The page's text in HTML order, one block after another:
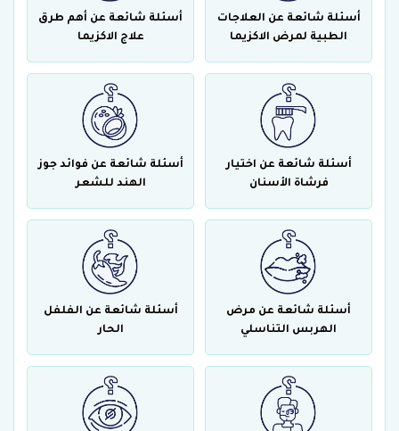
أسئلة شائعة عن العلاجات
الطبية لمرض الاكزيما
أسئلة شائعة عن أهم طرق
علاج الاكزيما
أسئلة شائعة عن اختيار
فرشاة الأسنان
أسئلة شائعة عن فوائد جوز
الهند للشعر
أسئلة شائعة عن مرض
الهربس التناسلي
أسئلة شائعة عن الفلفل
الحار